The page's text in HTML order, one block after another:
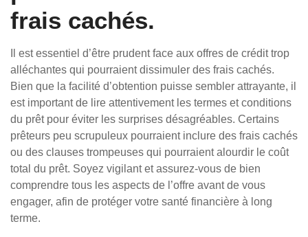
frais cachés.
Il est essentiel d’être prudent face aux offres de crédit trop
alléchantes qui pourraient dissimuler des frais cachés.
Bien que la facilité d’obtention puisse sembler attrayante, il
est important de lire attentivement les termes et conditions
du prêt pour éviter les surprises désagréables. Certains
prêteurs peu scrupuleux pourraient inclure des frais cachés
ou des clauses trompeuses qui pourraient alourdir le coût
total du prêt. Soyez vigilant et assurez-vous de bien
comprendre tous les aspects de l’offre avant de vous
engager, afin de protéger votre santé financière à long
terme.